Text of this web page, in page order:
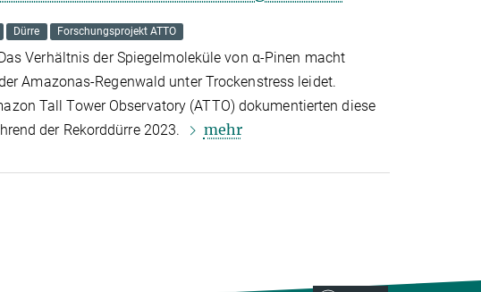
Dürre Forschungsprojekt ATTO
Verhältnis der Spiegelmoleküle von α-Pinen macht
Amazonas-Regenwald unter Trockenstress leidet.
Tall Tower Observatory (ATTO) dokumentierten diese
der Rekorddürre 2023.
mehr